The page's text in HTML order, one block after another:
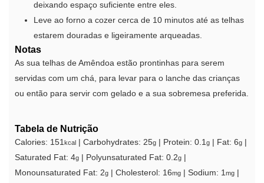
deixando espaço suficiente entre eles.
Leve ao forno a cozer cerca de 10 minutos até as telhas
estarem douradas e ligeiramente arqueadas.
Notas
As sua telhas de Amêndoa estão prontinhas para serem
servidas com um chá, para levar para o lanche das crianças
ou então para servir com gelado e a sua sobremesa preferida.
Tabela de Nutrição
Calories: 151kcal Carbohydrates: 25g Protein: 0.1g Fat: 6g
Saturated Fat: 4g Polyunsaturated Fat: 0.2g
Monounsaturated Fat: 2g Cholesterol: 16mg Sodium: 1mg